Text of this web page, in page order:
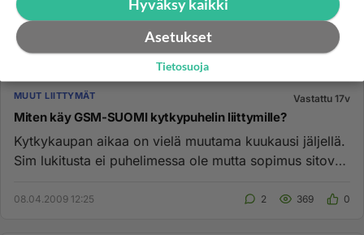
MUUT LIITTYMÄT Vastattu 17v
Miten käy GSM-SUOMI kytkypuhelin liittymille?
Kytkykaupan aikaa on vielä muutama kuukausi jäljellä.
Sim lukitusta ei puhelimessa ole mutta sopimus sitova
08.04.2009 12:25 2 369 0
Hyväksy kaikki
Asetukset
Tietosuoja